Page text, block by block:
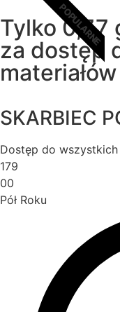
POPULARNE
Tylko 0,77
za dostęp
materiałów
SKARBIEC
Dostęp do
179
00
Pół Roku